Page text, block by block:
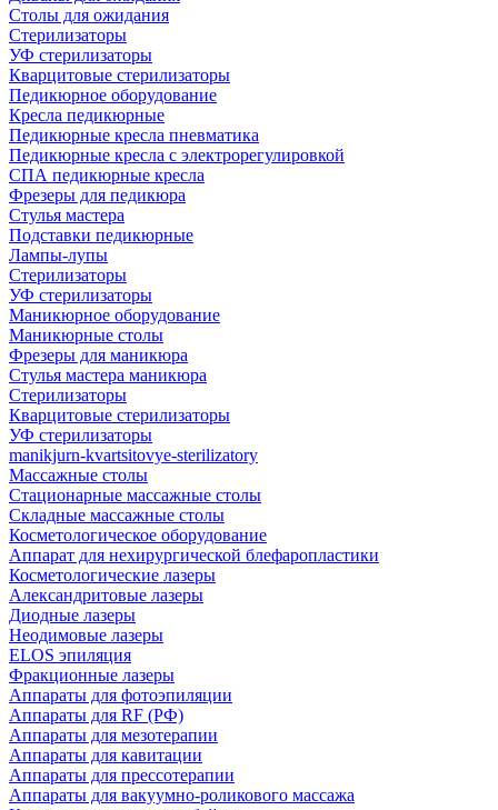
Столы для ожидания
Стерилизаторы
УФ стерилизаторы
Кварцитовые стерилизаторы
Педикюрное оборудование
Кресла педикюрные
Педикюрные кресла пневматика
Педикюрные кресла с электрорегулировкой
СПА педикюрные кресла
Фрезеры для педикюра
Стулья мастера
Подставки педикюрные
Лампы-лупы
Стерилизаторы
УФ стерилизаторы
Маникюрное оборудование
Маникюрные столы
Фрезеры для маникюра
Стулья мастера маникюра
Стерилизаторы
Кварцитовые стерилизаторы
УФ стерилизаторы
manikjurn-kvartsitovye-sterilizatory
Массажные столы
Стационарные массажные столы
Складные массажные столы
Косметологическое оборудование
Аппарат для нехирургической блефаропластики
Косметологические лазеры
Александритовые лазеры
Диодные лазеры
Неодимовые лазеры
ELOS эпиляция
Фракционные лазеры
Аппараты для фотоэпиляции
Аппараты для RF (РФ)
Аппараты для мезотерапии
Аппараты для кавитации
Аппараты для прессотерапии
Аппараты для вакуумно-роликового массажа